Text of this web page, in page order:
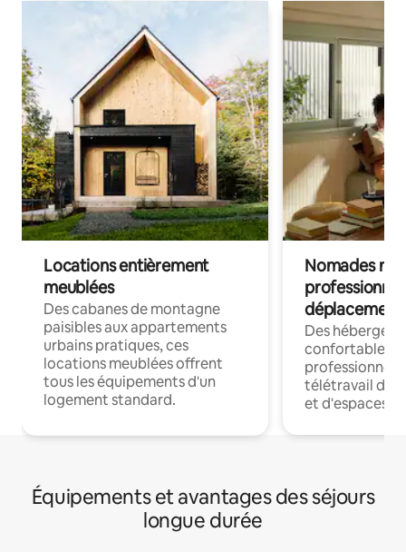
Locations entièrement
meublées
Des cabanes de montagne
paisibles aux appartements
urbains pratiques, ces
locations meublées offrent
tous les équipements d'un
logement standard.
Nomades
déplacement
Des
confortables
professionnels
télétravail
et d'espaces
Équipements et avantages des séjours
longue durée